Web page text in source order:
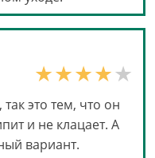
это тем, что он
и не клацает. А
вариант.